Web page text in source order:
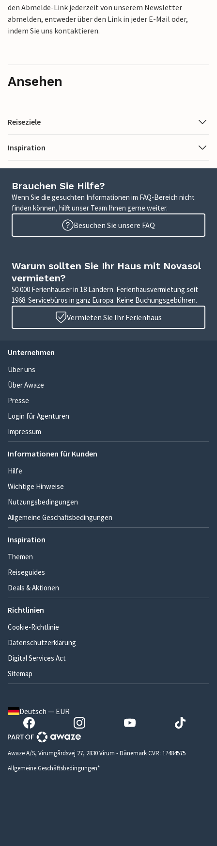
den Abmelde-Link jederzeit von unserem Newsletter
abmelden, entweder über den Link in jeder E-Mail oder,
indem Sie uns kontaktieren.
Ansehen
Reiseziele
Inspiration
Brauchen Sie Hilfe?
Wenn Sie die gesuchten Informationen im FAQ-Bereich nicht
finden können, hilft unser Team Ihnen gerne weiter.
Besuchen Sie unsere FAQ
Warum sollten Sie Ihr Haus mit Novasol
vermieten?
50.000 Ferienhäuser in 18 Ländern. Ferienhausvermietung seit
1968. Servicebüros in ganz Europa. Keine Buchungsgebühren.
Vermieten Sie Ihr Ferienhaus
Unternehmen
Über uns
Über Awaze
Presse
Login für Agenturen
Impressum
Informationen für Kunden
Hilfe
Wichtige Hinweise
Nutzungsbedingungen
Allgemeine Geschäftsbedingungen
Inspiration
Themen
Reiseguides
Deals & Aktionen
Richtlinien
Cookie-Richtlinie
Datenschutzerklärung
Digital Services Act
Sitemap
Deutsch — EUR
Awaze A/S, Virumgårdsvej 27, 2830 Virum - Dänemark CVR: 17484575
Allgemeine Geschäftsbedingungen*